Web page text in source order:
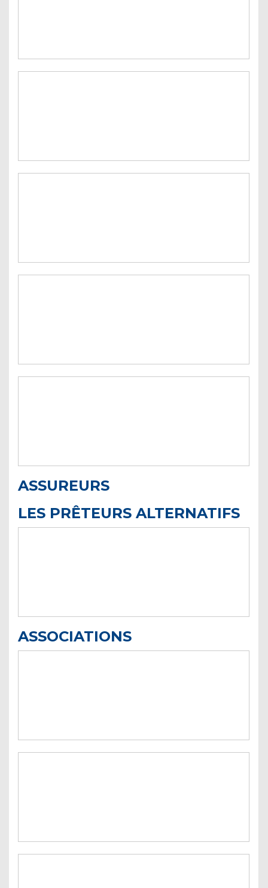
ASSUREURS
LES PRÊTEURS ALTERNATIFS
ASSOCIATIONS